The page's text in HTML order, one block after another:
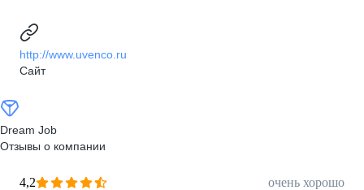
http://www.uvenco.ru
Сайт
Dream Job
Отзывы о компании
4,2
очень хорошо